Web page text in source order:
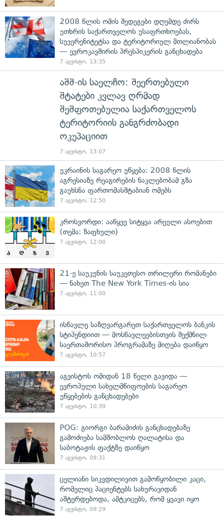
2008 წლის ომის შედეგები დღემდე ძირს
უთხრის საქართველოს უსაფრთხოებას,
სუვერენიტეტსა და ტერიტორიულ მთლიანობას
— ევროკავშირის პრესპიკერის განცხადება
7 აგვისტო, 13:35
აშშ-ის საელჩო: შეერთებული
შტატები კვლავ ღრმად
შეშფოთებულია საქართველოს
ტერიტორიის განგრძობადი
ოკუპაციით
7 აგვისტო, 13:07
უკრაინის საგარეო უწყება: 2008 წლის
აგრესიაზე რეაგირების ნაკლებობამ გზა
გაუხსნა ფართომასშტაბიან ომებს
7 აგვისტო, 12:50
კროსვორდი: ააწყვე სიტყვა არეული ასოებით
(თემა: ზაფხული)
7 აგვისტო, 12:00
21-ე საუკუნის საუკეთესო თრილერი რომანები
— ნახეთ The New York Times-ის სია
7 აგვისტო, 11:00
ისწავლე საზღვარგარეთ საქართველოს ბანკის
სტიპენდიით — მოსწავლეებისთვის შექმნილ
საერთაშორისო პროგრამაზე მიღება დაიწყო
7 აგვისტო, 10:57
აგვისტოს ომიდან 18 წელი გავიდა —
ევროპული სახელმწიფოების საგარეო
უწყებების განცხადებები
7 აგვისტო, 10:39
POG: გიორგი ბარამიძის განცხადებაზე
გამოძიება სამშობლოს ღალატისა და
საბოტაჟის ფაქტზე დაიწყო
7 აგვისტო, 09:31
ცელიანი სიკვდილივით გამოწყობილი კაცი,
რომელიც პაციენტებს სახურავიდან
აშტერდებოდა, ამტკიცებს, რომ ყვავი იყო
7 აგვისტო, 09:29